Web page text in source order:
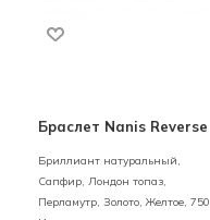
Браслет Nanis Reverse
Бриллиант натуральный,
Сапфир, Лондон топаз,
Перламутр, Золото, Желтое, 750,